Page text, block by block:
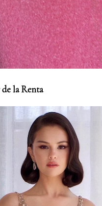
la Renta